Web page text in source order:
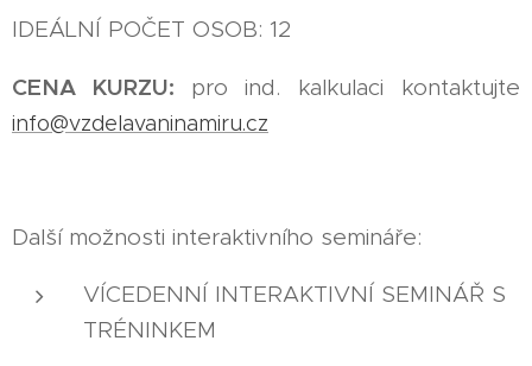
IDEÁLNÍ POČET OSOB: 12
CENA KURZU: pro ind. kalkulaci kontaktujte
info@vzdelavaninamiru.cz
Další možnosti interaktivního semináře:
VÍCEDENNÍ INTERAKTIVNÍ SEMINÁŘ S
TRÉNINKEM